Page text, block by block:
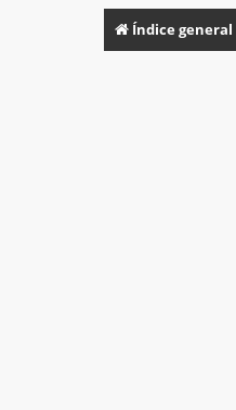
Índice general